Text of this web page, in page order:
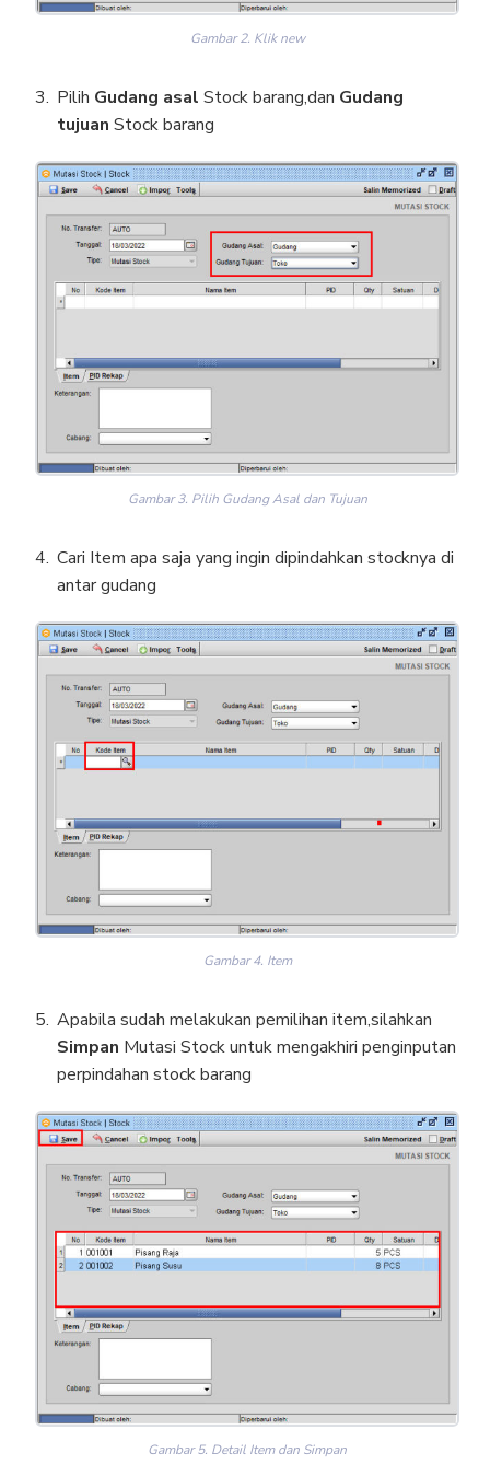
Gambar 2. Klik new
Pilih Gudang asal Stock barang,dan Gudang
tujuan Stock barang
Gambar 3. Pilih Gudang Asal dan Tujuan
Cari Item apa saja yang ingin dipindahkan stocknya di
antar gudang
Gambar 4. Item
Apabila sudah melakukan pemilihan item,silahkan
Simpan Mutasi Stock untuk mengakhiri penginputan
perpindahan stock barang
Gambar 5. Detail Item dan Simpan